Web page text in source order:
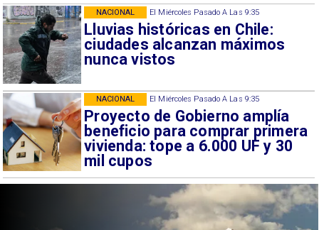
El Miércoles Pasado A Las 9:35
Lluvias históricas en Chile:
ciudades alcanzan máximos
nunca vistos
NACIONAL
El Miércoles Pasado A Las 9:35
Proyecto de Gobierno amplía
beneficio para comprar primera
vivienda: tope a 6.000 UF y 30
mil cupos
NACIONAL